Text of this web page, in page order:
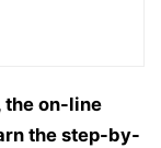
the on-line
the step-by-